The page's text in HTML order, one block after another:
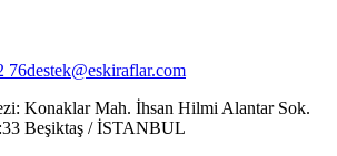
76destek@eskiraflar.com
Konaklar Mah. İhsan Hilmi Alantar Sok.
Beşiktaş / İSTANBUL